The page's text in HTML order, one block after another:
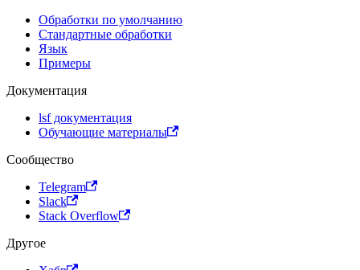
Обработки по умолчанию
Стандартные обработки
Язык
Примеры
Документация
lsf документация
Обучающие материалы
Сообщество
Telegram
Slack
Stack Overflow
Другое